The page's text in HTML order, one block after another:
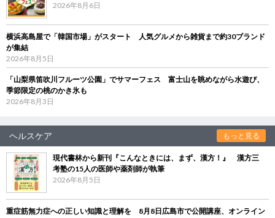
2026年8月6日
横浜高島屋で「韓国市場」がスタート 人気グルメから雑貨まで約30ブランド
が集結
2026年8月5日
「山梨県笛吹川フルーツ公園」でサマーフェス 富士山を眺めながら水遊び、
季節限定の桃のかき氷も
2026年8月3日
ヘルスケア もっと見る
現代書林から新刊『こんなときには、まず、漢方！』 漢方三
考塾の15人の医師や薬剤師が執筆
2026年8月5日
重症筋無力症への正しい知識と理解を 8月8日広島市で公開講座、オンライン